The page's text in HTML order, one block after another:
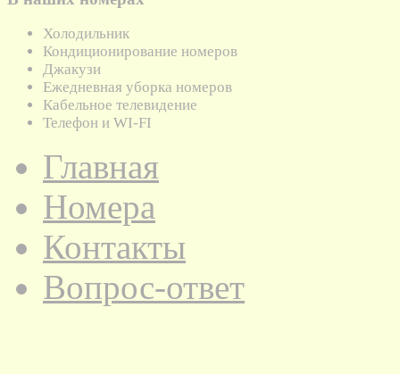
Холодильник
Кондиционирование номеров
Джакузи
Ежедневная уборка номеров
Кабельное телевидение
Телефон и WI-FI
Главная
Номера
Контакты
Вопрос-ответ